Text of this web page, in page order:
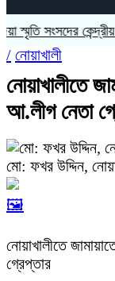
সংসদের কেন্দ্রীয়
/ নোয়াখালী
নোয়াখালীতে
আ.লীগ নেতা
মো: ফখর উদ্দিন,
🖼️
নোয়াখালীতে
গ্রেপ্তার